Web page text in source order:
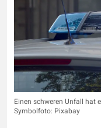
Einen schweren Unfall hat
Symbolfoto: Pixabay